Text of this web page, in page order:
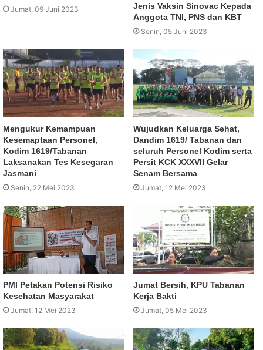
Jumat, 09 Juni 2023
Jenis Vaksin Sinovac Kepada
Anggota TNI, PNS dan KBT
Senin, 05 Juni 2023
Mengukur Kemampuan
Kesemaptaan Personel,
Kodim 1619/Tabanan
Laksanakan Tes Kesegaran
Jasmani
Senin, 22 Mei 2023
Wujudkan Keluarga Sehat,
Dandim 1619/ Tabanan dan
seluruh Personel Kodim serta
Persit KCK XXXVII Gelar
Senam Bersama
Jumat, 12 Mei 2023
PMI Petakan Potensi Risiko
Kesehatan Masyarakat
Jumat, 12 Mei 2023
Jumat Bersih, KPU Tabanan
Kerja Bakti
Jumat, 05 Mei 2023